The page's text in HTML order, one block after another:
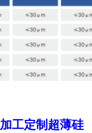
工定制超薄硅